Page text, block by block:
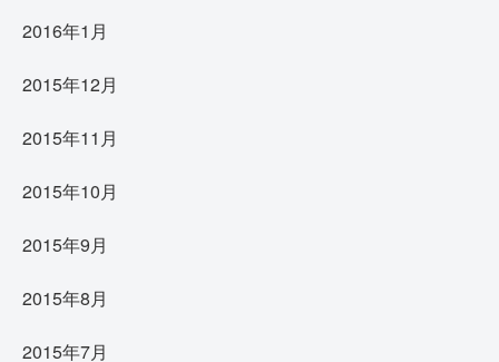
2016年1月
2015年12月
2015年11月
2015年10月
2015年9月
2015年8月
2015年7月